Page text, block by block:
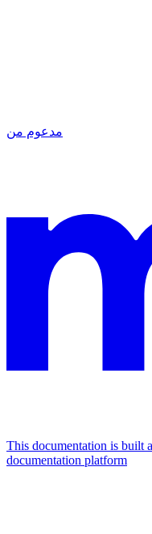
مدعوم من
This documentation is built
documentation platform